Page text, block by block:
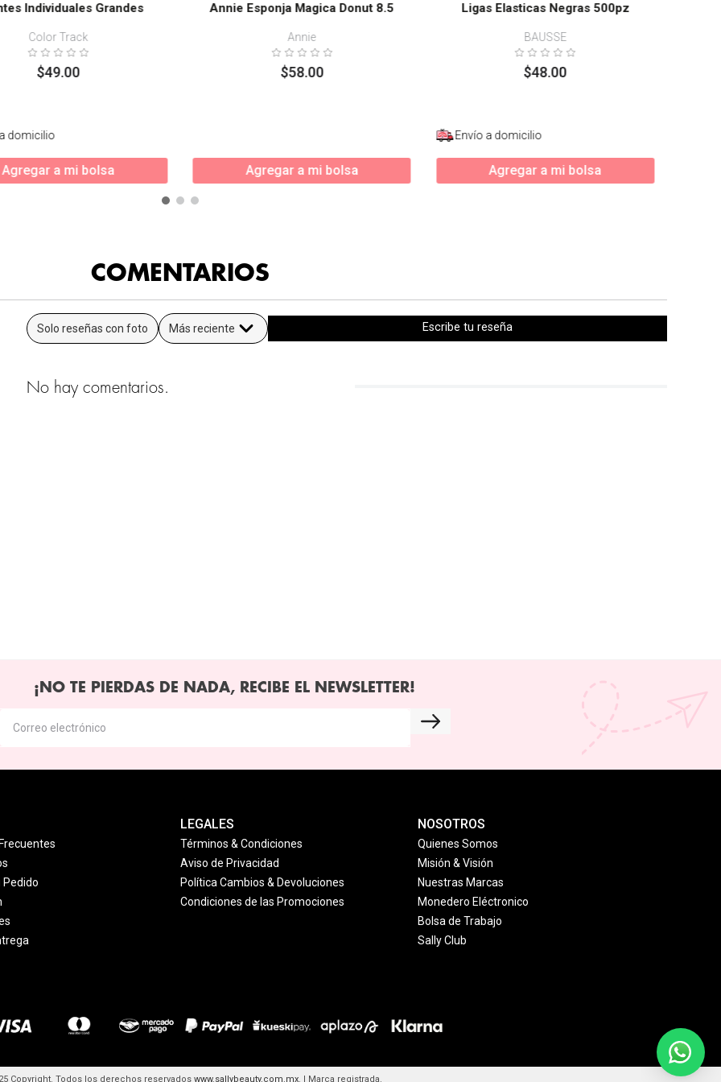
Individuales Grandes
Color Track
$49.00
domicilio
Agregar a mi bolsa
Annie Esponja Magica Donut 8.5
Annie
$58.00
Agregar a mi bolsa
Ligas Elasticas Negras 500pz
BAUSSE
$48.00
Envío a domicilio
Agregar a mi bolsa
COMENTARIOS
Solo reseñas con foto Más reciente Escribe tu reseña
No hay comentarios.
¡NO TE PIERDAS DE NADA, RECIBE EL NEWSLETTER!
Pedido
LEGALES
Términos & Condiciones
Aviso de Privacidad
Política Cambios & Devoluciones
Condiciones de las Promociones
NOSOTROS
Quienes Somos
Misión & Visión
Nuestras Marcas
Monedero Eléctronico
Bolsa de Trabajo
Sally Club
Copyright. Todos los derechos reservados www.sallybeauty.com.mx. | Marca registrada.